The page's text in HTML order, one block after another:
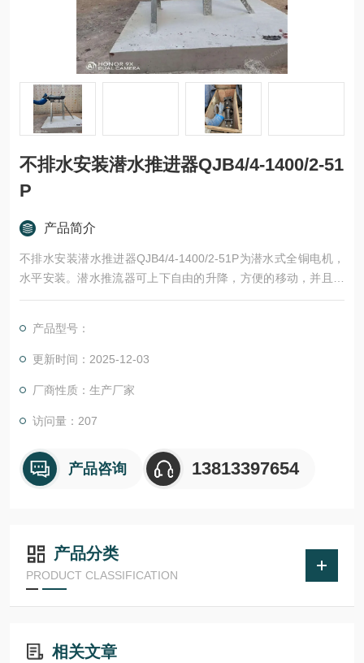
不排水安装潜水推进器QJB4/4-1400/2-51
P
产品简介
不排水安装潜水推进器QJB4/4-1400/2-51P为潜水式全铜电机，
水平安装。潜水推流器可上下自由的升降，方便的移动，并且可
以方便地卸下进行检查或服务，而无需人员进入池子或井中。
产品型号：
更新时间：2025-12-03
厂商性质：生产厂家
访问量：207
产品咨询 13813397654
产品分类
PRODUCT CLASSIFICATION
相关文章